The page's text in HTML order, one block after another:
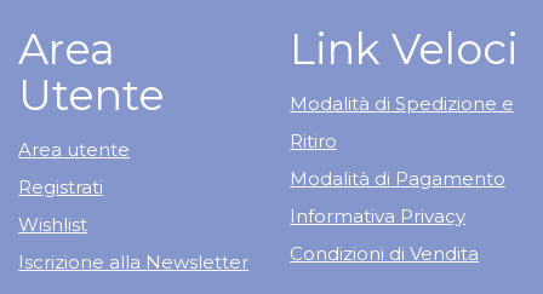
Area
Utente
Area utente
Registrati
Wishlist
Iscrizione alla Newsletter
Link Veloci
Modalità di Spedizione e
Ritiro
Modalità di Pagamento
Informativa Privacy
Condizioni di Vendita